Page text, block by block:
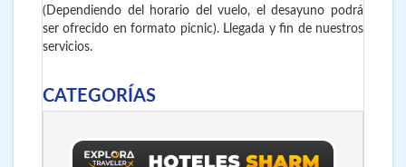
(Dependiendo del horario del vuelo, el desayuno podrá
ser ofrecido en formato picnic). Llegada y fin de nuestros
servicios.
CATEGORÍAS